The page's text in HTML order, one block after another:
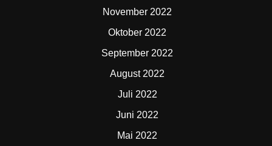
November 2022
Oktober 2022
September 2022
August 2022
Juli 2022
Juni 2022
Mai 2022